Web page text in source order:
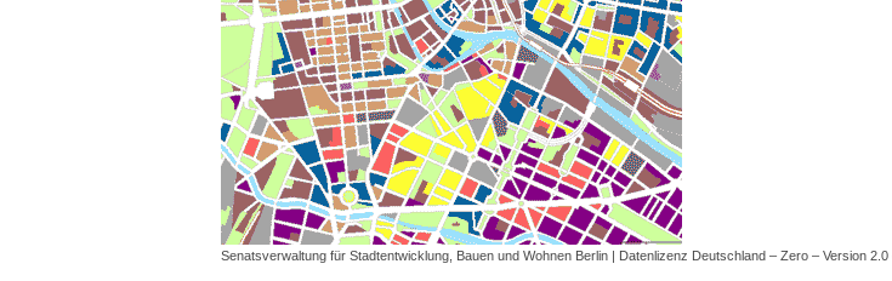
Senatsverwaltung für Stadtentwicklung, Bauen und Wohnen Berlin | Datenlizenz Deutschland – Zero – Version